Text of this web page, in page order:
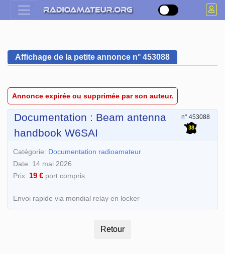
Affichage de la petite annonce n° 453088
Annonce expirée ou supprimée par son auteur.
Documentation : Beam antenna
handbook W6SAI
n° 453088
38
Catégorie: Documentation radioamateur
Date: 14 mai 2026
Prix: 19 € port compris
Envoi rapide via mondial relay en locker